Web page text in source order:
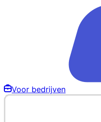
Voor bedrijven